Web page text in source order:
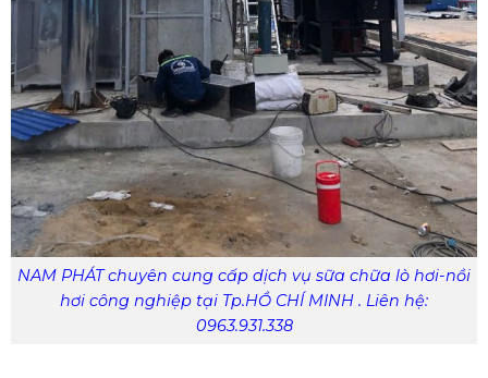
NAM PHÁT chuyên cung cấp dịch vụ sữa chữa lò hơi-nồi
hơi công nghiệp tại Tp.HỒ CHÍ MINH . Liên hệ:
0963.931.338